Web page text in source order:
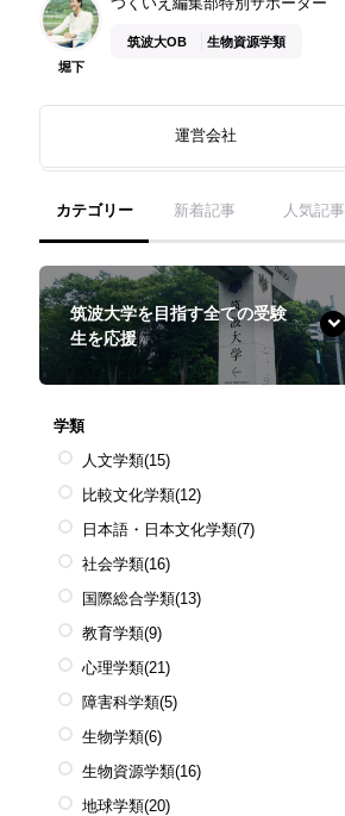
堀下
筑波大OB 生物資源学類
運営会社
カテゴリー 新着記事 人気記事
筑波大学を目指す全ての受験
生を応援
学類
人文学類(15)
比較文化学類(12)
日本語・日本文化学類(7)
社会学類(16)
国際総合学類(13)
教育学類(9)
心理学類(21)
障害科学類(5)
生物学類(6)
生物資源学類(16)
地球学類(20)